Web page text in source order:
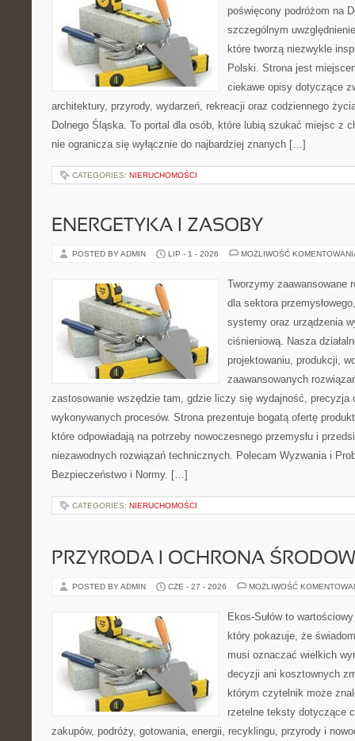
poświęcony podróżom na
szczególnym
które tworzą niezwykle
Polski. Strona jest
ciekawe opisy dotyczące
architektury, przyrody, wydarzeń, rekreacji oraz codziennego
Dolnego Śląska. To portal dla osób, które lubią szukać miejsc z
nie ogranicza się wyłącznie do najbardziej znanych […]
CATEGORIES: NIERUCHOMOŚCI
ENERGETYKA I ZASOBY
POSTED BY ADMIN LIP - 1 - 2026 MOŻLIWOŚĆ
Tworzymy zaawansowane
dla sektora
systemy oraz urządzenia
ciśnieniową. Nasza
projektowaniu, produkcji,
zaawansowanych
zastosowanie wszędzie tam, gdzie liczy się wydajność, precyzja
wykonywanych procesów. Strona prezentuje bogatą ofertę
które odpowiadają na potrzeby nowoczesnego przemysłu i
niezawodnych rozwiązań technicznych. Polecam Wyzwania i
Bezpieczeństwo i Normy. […]
CATEGORIES: NIERUCHOMOŚCI
PRZYRODA I OCHRONA
POSTED BY ADMIN CZE - 27 - 2026 MOŻLIWOŚĆ
Ekos-Sułów to
który pokazuje, że
musi oznaczać wielkich
decyzji ani kosztownych
którym czytelnik może
rzetelne teksty dotyczące
zakupów, podróży, gotowania, energii, recyklingu, przyrody i